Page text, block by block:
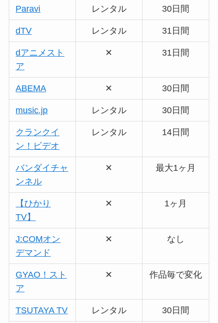
Paravi レンタル 30日間
dTV レンタル 31日間
dアニメスト
ア
✕ 31日間
ABEMA ✕ 30日間
music.jp レンタル 30日間
クランクイ
ン！ビデオ
レンタル 14日間
バンダイチャ
ンネル
✕ 最大1ヶ月
【ひかり
TV】
✕ 1ヶ月
J:COMオン
デマンド
✕ なし
GYAO！スト
ア
✕ 作品毎で変化
TSUTAYA TV レンタル 30日間